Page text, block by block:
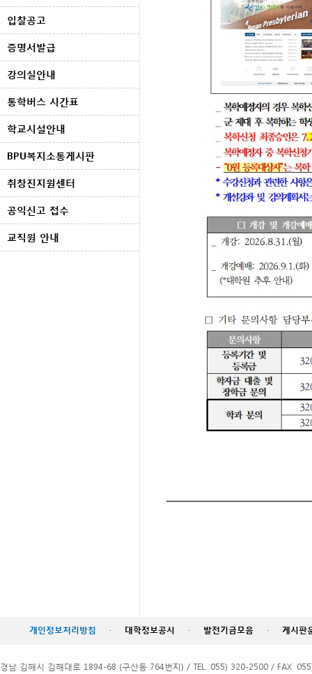
입찰공고
증명서발급
강의실안내
통학버스 시간표
학교시설안내
BPU복지소통게시판
취창진지원센터
공익신고 접수
교직원 안내
개인정보처리방침 · 대학정보공시 · 발전기금모음 · 게시판
경남 김해시 김해대로 1894-68 (구산동 764번지) / TEL. 055) 320-2500 / FAX.